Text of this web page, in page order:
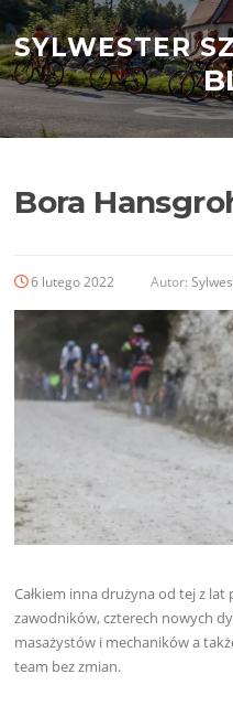
Przejdź
do
treściSYLWESTER
Bora
6 lutego 2022 Autor:
Całkiem inna drużyna od tej z
zawodników, czterech nowych
masażystów i mechaników a
team bez zmian.